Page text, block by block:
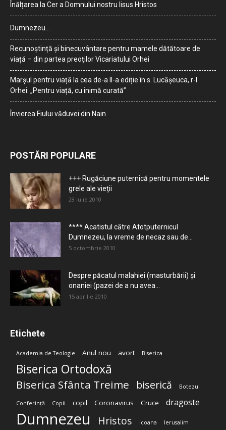
Înălțarea la Cer a Domnului nostru Iisus Hristos
Dumnezeu…
Recunoștință și binecuvântare pentru mamele dătătoare de
viață – din partea preoților Vicariatului Orhei
Marșul pentru viață la cea de-a II-a ediție în s. Lucășeuca, r-l
Orhei: „Pentru viață, cu inimă curată”
Învierea Fiului văduvei din Nain
POSTĂRI POPULARE
+++ Rugăciune puternică pentru momentele
grele ale vieţii
28 iulie 2010
**** Acatistul către Atotputernicul
Dumnezeu, la vreme de necaz sau de...
5 octombrie 2010
Despre păcatul malahiei (masturbării) şi
onaniei (pazei de a nu avea...
15 aprilie 2010
Etichete
Academia de Teologie Anul nou avort Biserica
Biserica Ortodoxă
Biserica Sfânta Treime biserică Botezul
Conferință Copii copil Coronavirus Cruce dragoste
Dumnezeu Hristos Icoana Ierusalim